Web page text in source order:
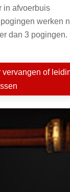
in afvoerbuis
werken
dan 3 pogingen.
vervangen of